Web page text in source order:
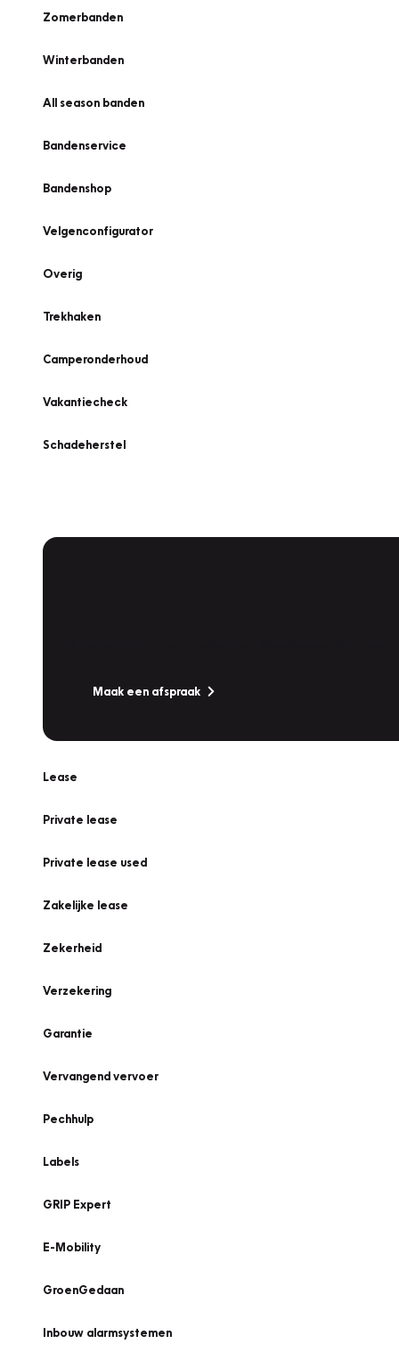
Zomerbanden
Winterbanden
All season banden
Bandenservice
Bandenshop
Velgenconfigurator
Overig
Trekhaken
Camperonderhoud
Vakantiecheck
Schadeherstel
Maak een afspraak
Lease
Private lease
Private lease used
Zakelijke lease
Zekerheid
Verzekering
Garantie
Vervangend vervoer
Pechhulp
Labels
GRIP Expert
E-Mobility
GroenGedaan
Inbouw alarmsystemen